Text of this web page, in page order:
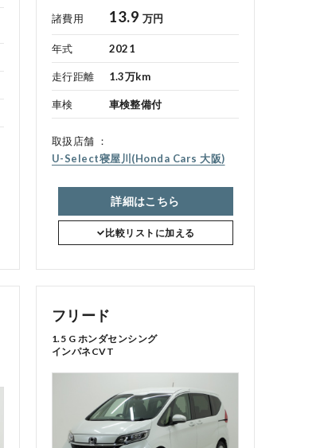
諸費用 13.9 万円
年式 2021
走行距離 1.3万km
車検 車検整備付
取扱店舗
U-Select寝屋川(Honda Cars 大阪)
詳細はこちら
比較リストに加える
フリード
1.5 G ホンダセンシング
インパネCVT